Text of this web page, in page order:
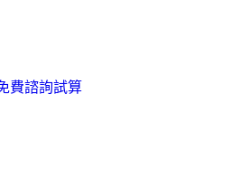
費諮詢試算